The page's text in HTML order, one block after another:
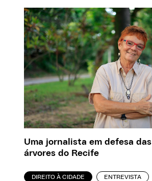
Uma jornalista em defesa das
árvores do Recife
DIREITO À CIDADE ENTREVISTA